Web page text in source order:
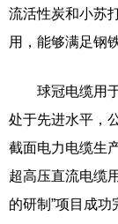
流活性炭和小苏
用，能够满足钢
球冠电缆用于
处于先进水平，
截面电力电缆生
超高压直流电缆
的研制”项目成